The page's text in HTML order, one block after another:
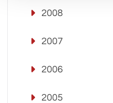
2008
2007
2006
2005